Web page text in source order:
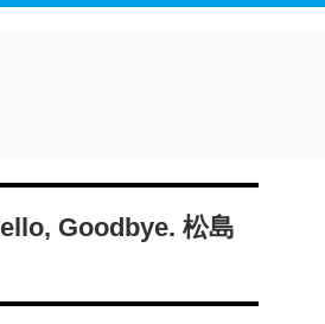
Goodbye. 松島